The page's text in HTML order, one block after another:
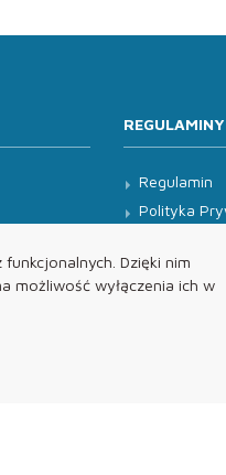
Dzięki nim
możliwość wyłączenia ich w
REGULAMINY
Regulamin
Polityka